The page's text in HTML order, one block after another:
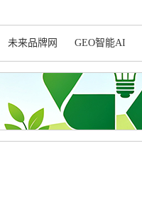
未来品牌网 GEO智能AI